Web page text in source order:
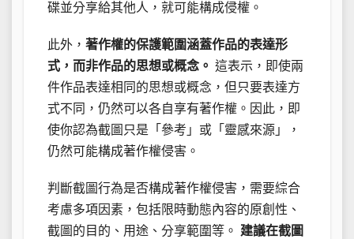
碟並分享給其他人，就可能構成侵權。
此外， 著作權的保護範圍涵蓋作品的表達形
式，而非作品的思想或概念。 這表示，即使兩
件作品表達相同的思想或概念，但只要表達方
式不同，仍然可以各自享有著作權。因此，即
使你認為截圖只是「參考」或「靈感來源」，
仍然可能構成著作權侵害。
判斷截圖行為是否構成著作權侵害，需要綜合
考慮多項因素，包括限時動態內容的原創性、
截圖的目的、用途、分享範圍等。 建議在截圖